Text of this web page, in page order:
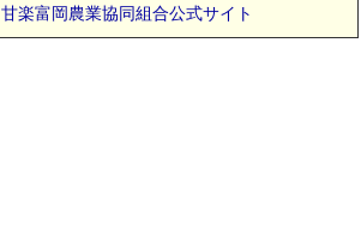
甘楽富岡農業協同組合公式サイト